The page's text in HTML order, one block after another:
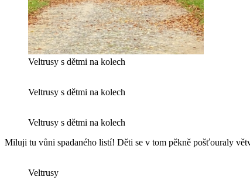
Veltrusy s dětmi na kolech
Veltrusy s dětmi na kolech
Veltrusy s dětmi na kolech
Miluji tu vůni spadaného listí! Děti se v tom pěkně pošťouraly
Veltrusy